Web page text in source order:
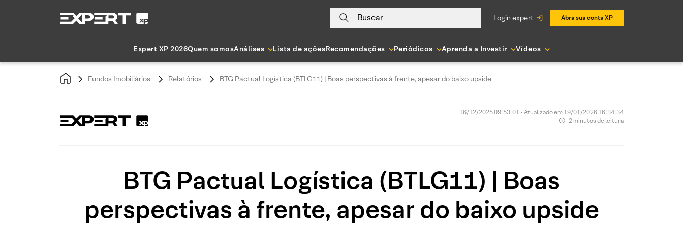
Buscar login expert Abra sua conta XP
Expert XP 2026Quem somosAnálises Lista de açõesRecomendações Periódicos Aprenda a Investir Vídeos
Fundos Imobiliários Relatórios BTG Pactual Logística (BTLG11) | Boas perspectivas à frente, apesar do baixo upside
16/12/2025 09:53:01 • Atualizado em 19/01/2026 16:34:34
2 minutos de leitura
BTG Pactual Logística (BTLG11) | Boas
perspectivas à frente, apesar do baixo upside